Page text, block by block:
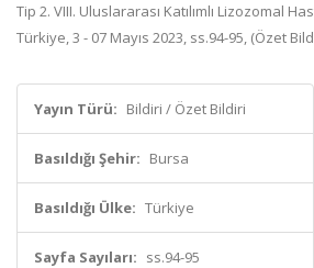
Tip 2. VIII. Uluslararası Katılımlı Lizozomal
Türkiye, 3 - 07 Mayıs 2023, ss.94-95, (Özet
Yayın Türü: Bildiri / Özet Bildiri
Basıldığı Şehir: Bursa
Basıldığı Ülke: Türkiye
Sayfa Sayıları: ss.94-95